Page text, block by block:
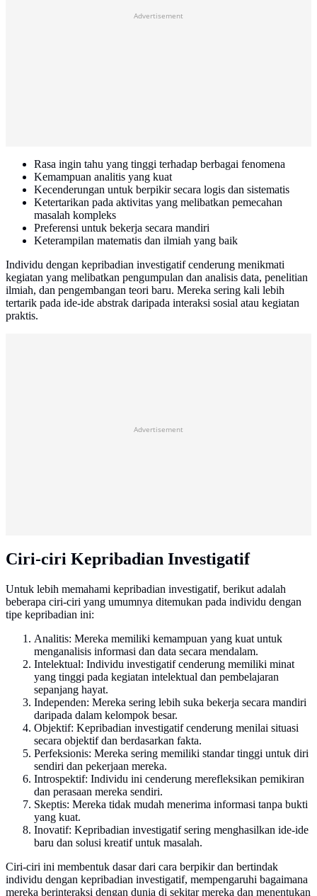
Advertisement
Rasa ingin tahu yang tinggi terhadap berbagai fenomena
Kemampuan analitis yang kuat
Kecenderungan untuk berpikir secara logis dan sistematis
Ketertarikan pada aktivitas yang melibatkan pemecahan
masalah kompleks
Preferensi untuk bekerja secara mandiri
Keterampilan matematis dan ilmiah yang baik
Individu dengan kepribadian investigatif cenderung menikmati
kegiatan yang melibatkan pengumpulan dan analisis data, penelitian
ilmiah, dan pengembangan teori baru. Mereka sering kali lebih
tertarik pada ide-ide abstrak daripada interaksi sosial atau kegiatan
praktis.
Advertisement
Ciri-ciri Kepribadian Investigatif
Untuk lebih memahami kepribadian investigatif, berikut adalah
beberapa ciri-ciri yang umumnya ditemukan pada individu dengan
tipe kepribadian ini:
Analitis: Mereka memiliki kemampuan yang kuat untuk
menganalisis informasi dan data secara mendalam.
Intelektual: Individu investigatif cenderung memiliki minat
yang tinggi pada kegiatan intelektual dan pembelajaran
sepanjang hayat.
Independen: Mereka sering lebih suka bekerja secara mandiri
daripada dalam kelompok besar.
Objektif: Kepribadian investigatif cenderung menilai situasi
secara objektif dan berdasarkan fakta.
Perfeksionis: Mereka sering memiliki standar tinggi untuk diri
sendiri dan pekerjaan mereka.
Introspektif: Individu ini cenderung merefleksikan pemikiran
dan perasaan mereka sendiri.
Skeptis: Mereka tidak mudah menerima informasi tanpa bukti
yang kuat.
Inovatif: Kepribadian investigatif sering menghasilkan ide-ide
baru dan solusi kreatif untuk masalah.
Ciri-ciri ini membentuk dasar dari cara berpikir dan bertindak
individu dengan kepribadian investigatif, mempengaruhi bagaimana
mereka berinteraksi dengan dunia di sekitar mereka dan menentukan